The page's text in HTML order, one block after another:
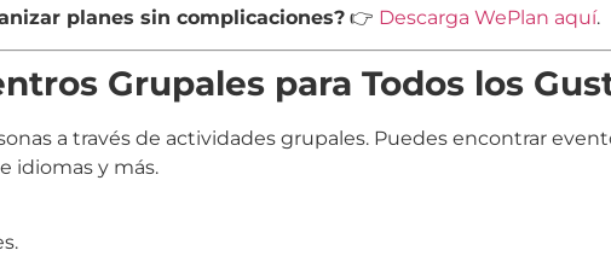
planes sin complicaciones? 👉 Descarga WePlan aquí.
Grupales para Todos los
a través de actividades grupales. Puedes encontrar
idiomas y más.